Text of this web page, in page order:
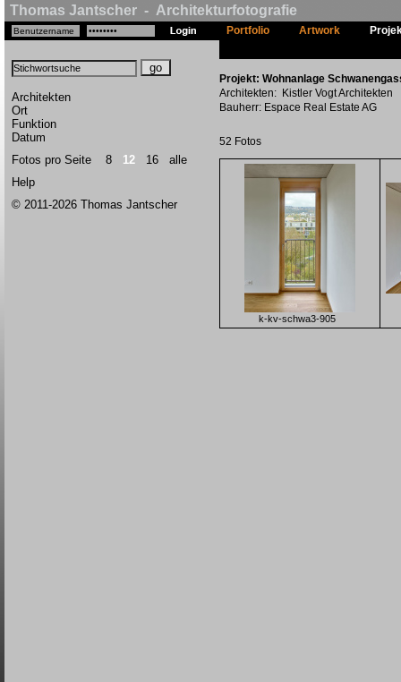
Thomas Jantscher - Architekturfotografie
Architekten
Ort
Funktion
Datum
Fotos pro Seite 8 12 16
alle
Help
© 2011-2026 Thomas Jantscher
Portfolio Artwork
Projekt: Wohnanlage
Architekten: Kistler Vogt Architekten
Bauherr: Espace Real Estate AG
52 Fotos
k-kv-schwa3-905